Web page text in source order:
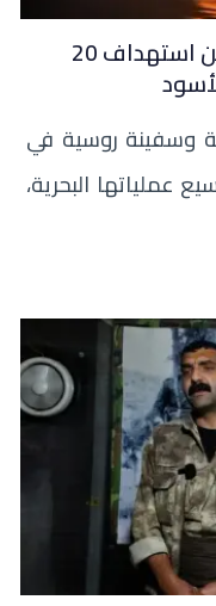
ضربة بحرية واسعة.. أوكرانيا تعلن استهداف 20
استهداف 20 ناقلة وسفينة روسية في
عملياتها البحرية،